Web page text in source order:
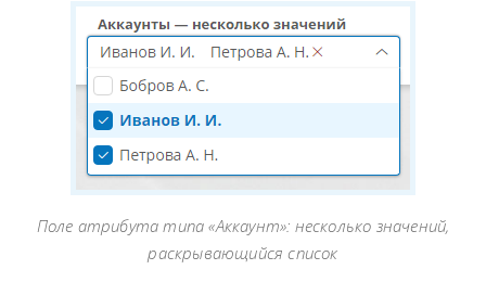
Поле атрибута типа «Аккаунт»: несколько значений,
раскрывающийся список